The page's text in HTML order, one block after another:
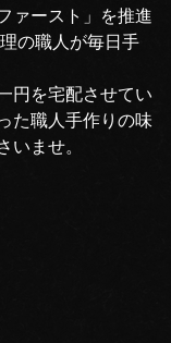
ァースト」を推進
の職人が毎日手
円を宅配させてい
た職人手作りの味
いませ。